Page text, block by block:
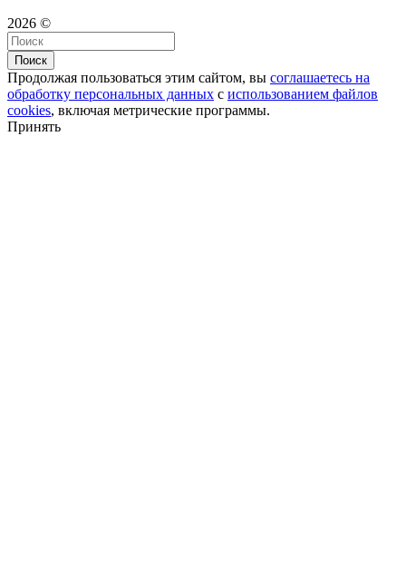
2026 ©
Поиск
Продолжая пользоваться этим сайтом, вы соглашаетесь на
обработку персональных данных с использованием файлов
cookies, включая метрические программы.
Принять